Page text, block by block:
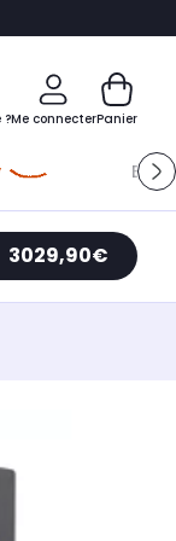
?Me connecterPanier
3029,90€